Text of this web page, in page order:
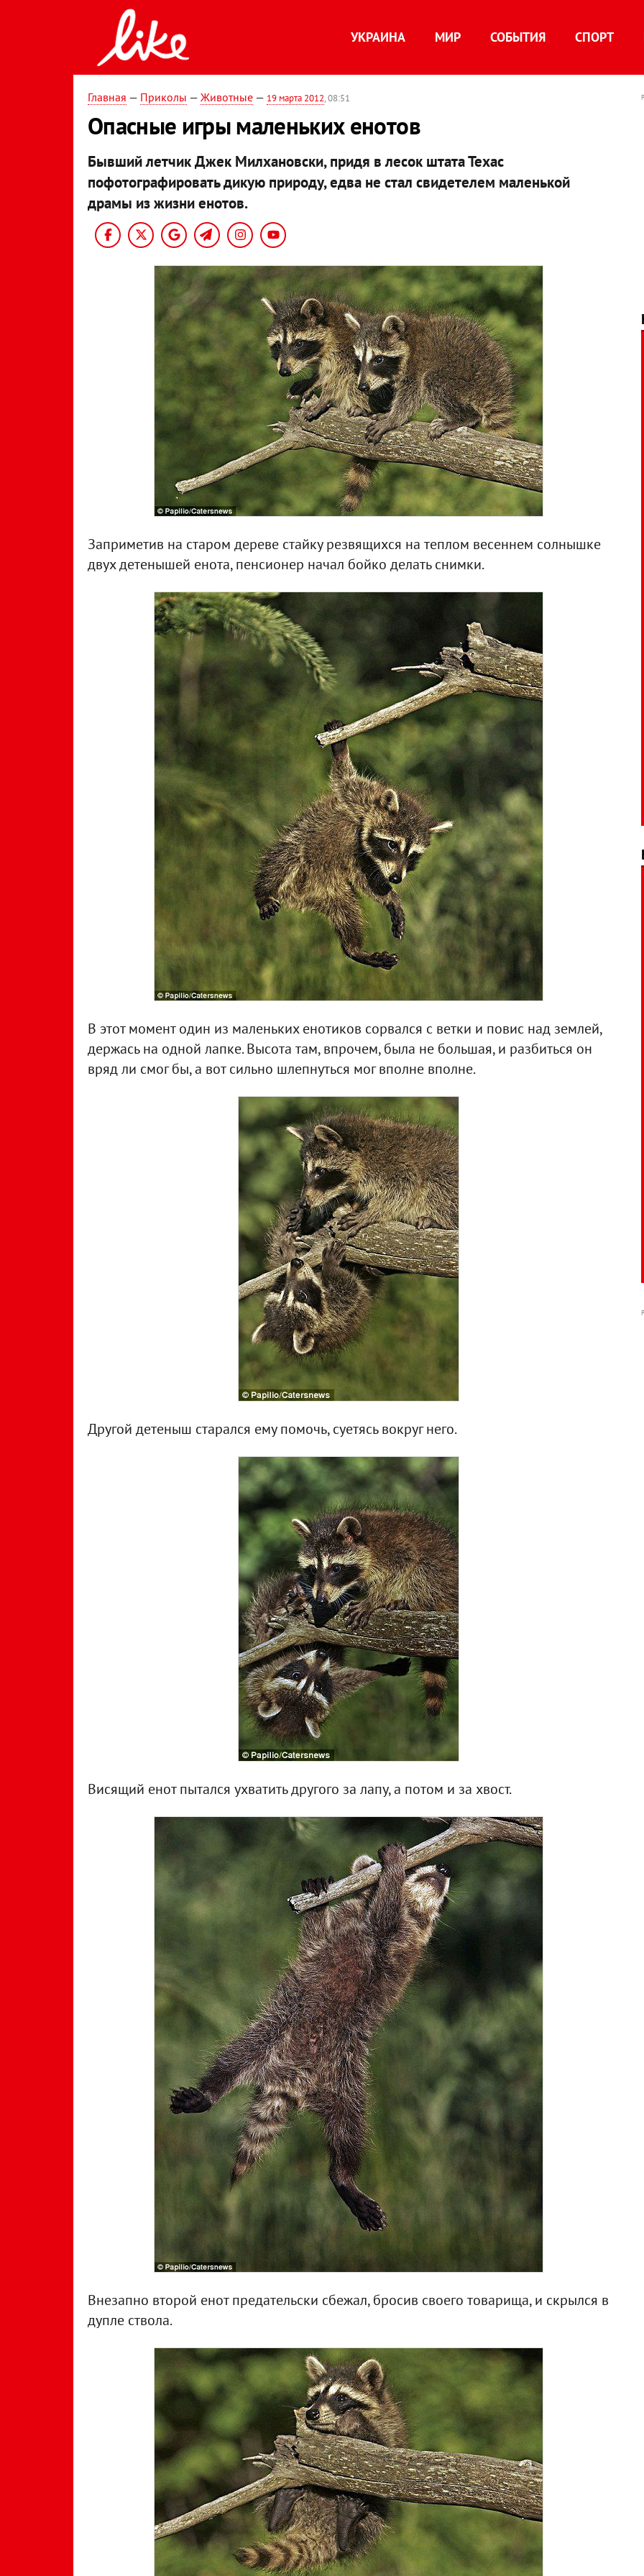
УКРАИНА МИР СОБЫТИЯ СПОРТ
Главная — Приколы — Животные — 19 марта 2012, 08:51
Опасные игры маленьких енотов
Бывший летчик Джек Милхановски, придя в лесок штата Техас
пофотографировать дикую природу, едва не стал свидетелем маленькой
драмы из жизни енотов.
Заприметив на старом дереве стайку резвящихся на теплом весеннем солнышке
двух детенышей енота, пенсионер начал бойко делать снимки.
В этот момент один из маленьких енотиков сорвался с ветки и повис над землей,
держась на одной лапке. Высота там, впрочем, была не большая, и разбиться он
вряд ли смог бы, а вот сильно шлепнуться мог вполне вполне.
Другой детеныш старался ему помочь, суетясь вокруг него.
Висящий енот пытался ухватить другого за лапу, а потом и за хвост.
Внезапно второй енот предательски сбежал, бросив своего товарища, и скрылся в
дупле ствола.